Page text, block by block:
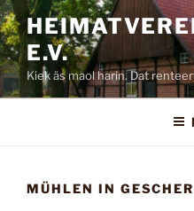
Zum
Inhalt
springen
E.V.
Kiek äs maol harin. Dat
MÜHLEN IN GESCHER